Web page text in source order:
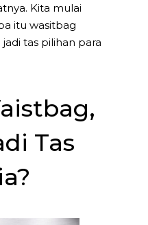
Kita mulai
itu wasitbag
tas pilihan para
Tas